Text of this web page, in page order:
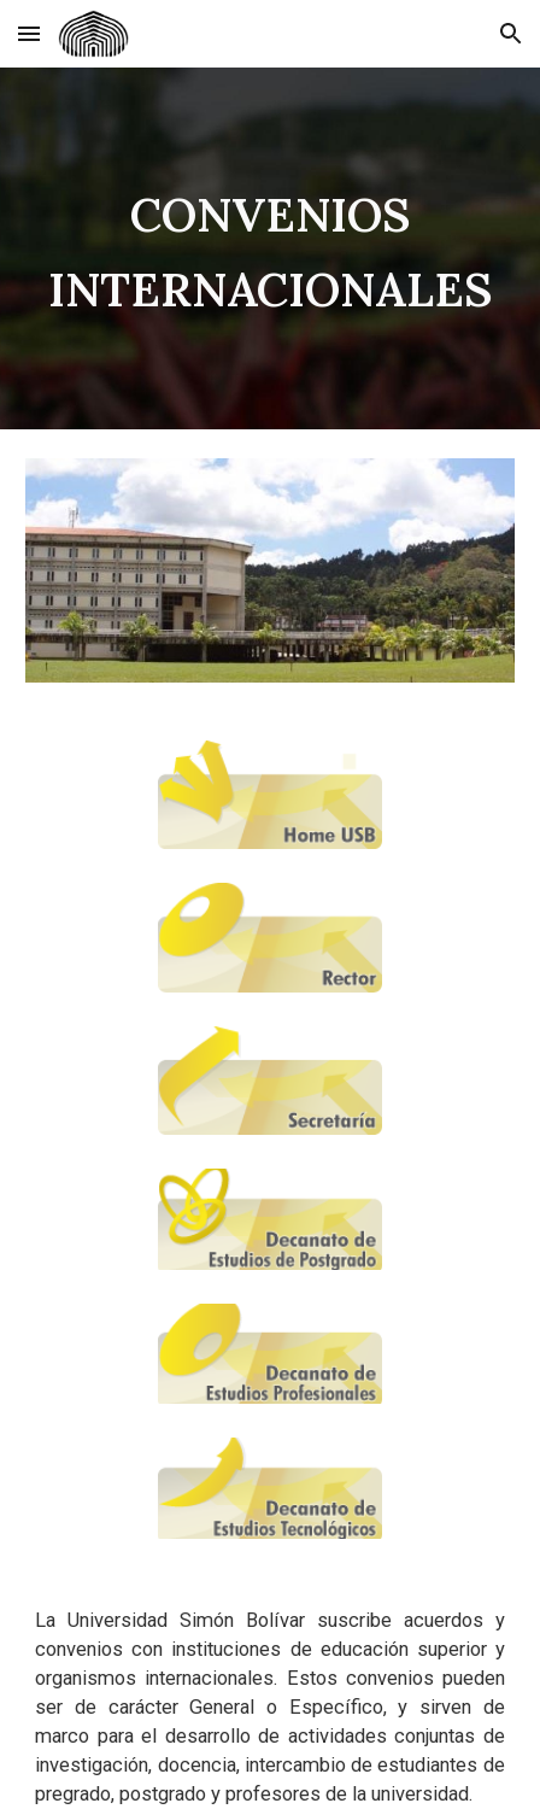
Skip to main content Skip to navigation
CONVENIOS
INTERNACIONALES
La Universidad Simón Bolívar suscribe acuerdos y
convenios con instituciones de educación superior y
organismos internacionales. Estos convenios pueden
ser de carácter General o Específico, y sirven de
marco para el desarrollo de actividades conjuntas de
investigación, docencia, intercambio de estudiantes de
pregrado, postgrado y profesores de la universidad.